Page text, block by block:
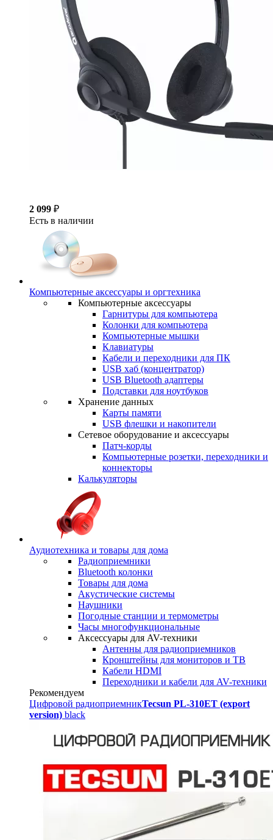
2 099 ₽
Есть в наличии
Компьютерные аксессуары и оргтехника
Компьютерные аксессуары
Гарнитуры для компьютера
Колонки для компьютера
Компьютерные мышки
Клавиатуры
Кабели и переходники для ПК
USB хаб (концентратор)
USB Bluetooth адаптеры
Подставки для ноутбуков
Хранение данных
Карты памяти
USB флешки и накопители
Сетевое оборудование и аксессуары
Патч-корды
Компьютерные розетки, переходники и
коннекторы
Калькуляторы
Аудиотехника и товары для дома
Радиоприемники
Bluetooth колонки
Товары для дома
Акустические системы
Наушники
Погодные станции и термометры
Часы многофункциональные
Аксессуары для AV-техники
Антенны для радиоприемников
Кронштейны для мониторов и ТВ
Кабели HDMI
Переходники и кабели для AV-техники
Рекомендуем
Цифровой радиоприемникTecsun PL-310ET (export
version) black